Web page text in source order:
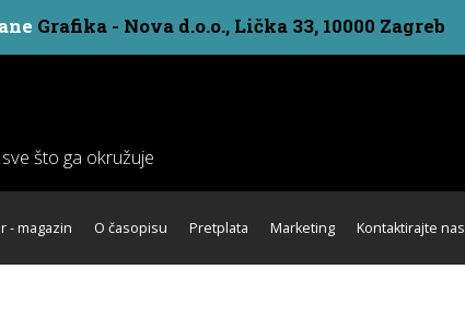
Grafika - Nova d.o.o., Lička 33, 10000 Zagreb
što ga okružuje
- magazin O časopisu Pretplata Marketing Kontaktirajte nas